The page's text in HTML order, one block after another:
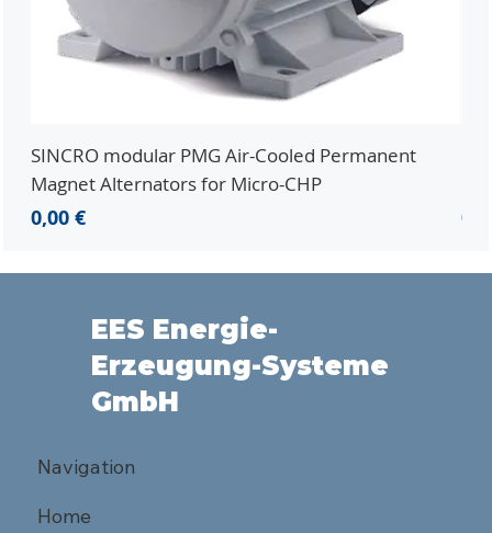
SINCRO modular PMG Air-Cooled Permanent
Magnet Alternators for Micro-CHP
Preis
0,00 €
EES Energie-
Erzeugung-Systeme
GmbH
Navigation
Home